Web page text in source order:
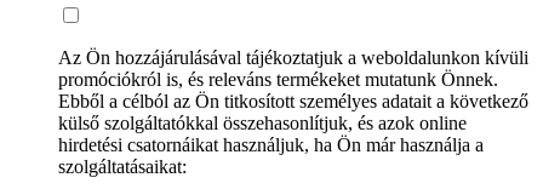
Az Ön hozzájárulásával tájékoztatjuk a weboldalunkon kívüli
promóciókról is, és releváns termékeket mutatunk Önnek.
Ebből a célból az Ön titkosított személyes adatait a következő
külső szolgáltatókkal összehasonlítjuk, és azok online
hirdetési csatornáikat használjuk, ha Ön már használja a
szolgáltatásaikat: